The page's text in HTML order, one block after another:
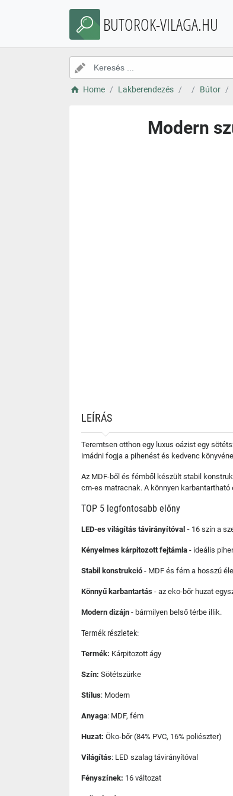
BUTOROK-VILAGA.HU
Home Lakberendezés Bútor
Modern
LEÍRÁS
Teremtsen otthon egy luxus oázist egy
imádni fogja a pihenést és kedvenc
Az MDF-ből és fémből készült stabil
cm-es matracnak. A könnyen karbantartható
TOP 5 legfontosabb előny
LED-es világítás távirányítóval - 16 szín a
Kényelmes kárpitozott fejtámla - ideális
Stabil konstrukció - MDF és fém a hosszú
Könnyű karbantartás - az eko-bőr huzat
Modern dizájn - bármilyen belső térbe illik.
Termék részletek:
Termék: Kárpitozott ágy
Szín: Sötétszürke
Stílus: Modern
Anyaga: MDF, fém
Huzat: Öko-bőr (84% PVC, 16% poliészter)
Világítás: LED szalag távirányítóval
Fényszínek: 16 változat